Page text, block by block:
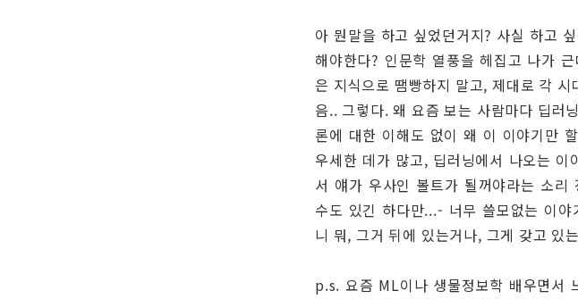
아 뭔말을 하고 싶었던거지? 사실 하고
해야한다? 인문학 열풍을 헤집고 나가
은 지식으로 땜빵하지 말고, 제대로 각
음.. 그렇다. 왜 요즘 보는 사람마다 딥러
론에 대한 이해도 없이 왜 이 이야기만
우세한 데가 많고, 딥러닝에서 나오는
서 얘가 우사인 볼트가 될꺼야라는 소
수도 있긴 하다만...- 너무 쓸모없는 이
니 뭐, 그거 뒤에 있는거나, 그게 갖고 있
p.s. 요즘 ML이나 생물정보학 배우면서